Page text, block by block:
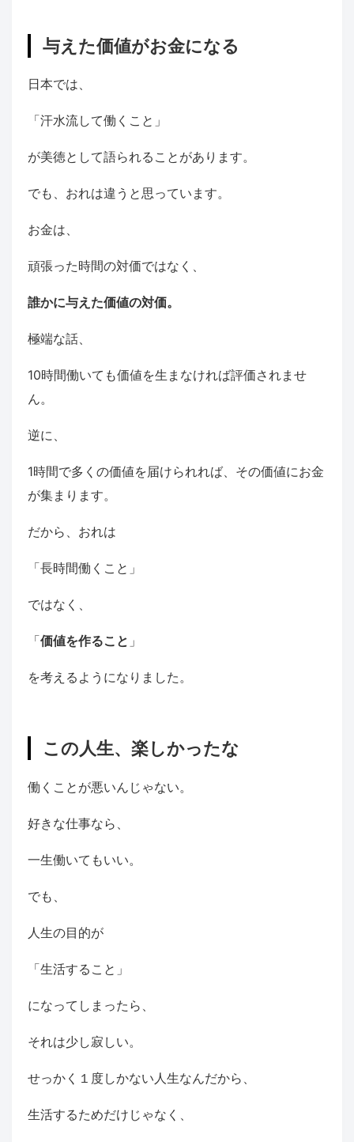
与えた価値がお金になる
日本では、
「汗水流して働くこと」
が美徳として語られることがあります。
でも、おれは違うと思っています。
お金は、
頑張った時間の対価ではなく、
誰かに与えた価値の対価。
極端な話、
10時間働いても価値を生まなければ評価されませ
ん。
逆に、
1時間で多くの価値を届けられれば、その価値にお金
が集まります。
だから、おれは
「長時間働くこと」
ではなく、
「価値を作ること 」
を考えるようになりました。
この人生、楽しかったな
働くことが悪いんじゃない。
好きな仕事なら、
一生働いてもいい。
でも、
人生の目的が
「生活すること」
になってしまったら、
それは少し寂しい。
せっかく１度しかない人生なんだから、
生活するためだけじゃなく、